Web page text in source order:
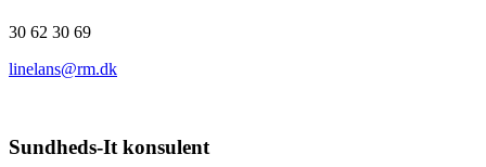
30 62 30 69
linelans@rm.dk
Sundheds-It konsulent